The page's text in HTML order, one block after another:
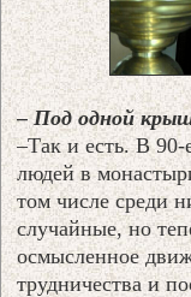
– Под одной
–Так и есть. В
людей в
том числе среди
случайные, но
осмысленное
трудничества и